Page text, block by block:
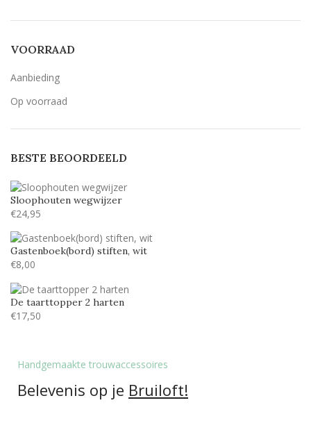
Century Gothic
Geen belettering
LillyBelle 30
Lucida handwriting
Monotype corosiva 53
Stea
Stencil 53
VOORRAAD
Aanbieding
Op voorraad
BESTE BEOORDEELD
Sloophouten wegwijzer
€24,95
Gastenboek(bord) stiften, wit
€8,00
De taarttopper 2 harten
€17,50
Handgemaakte trouwaccessoires
Belevenis op je Bruiloft!